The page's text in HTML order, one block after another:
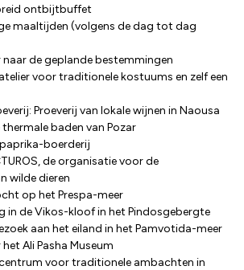
ontbijtbuffet
maaltijden (volgens de dag tot dag
naar de geplande bestemmingen
voor traditionele kostuums en zelf een
Proeverij van lokale wijnen in Naousa
baden van Pozar
boerderij
de organisatie voor de
wilde dieren
op het Prespa-meer
in de Vikos-kloof in het Pindosgebergte
aan het eiland in het Pamvotida-meer
Ali Pasha Museum
voor traditionele ambachten in